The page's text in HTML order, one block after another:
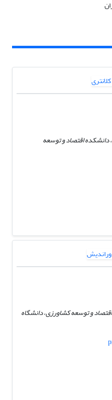
اقتصاد و توسعه
و توسعه کشاورزی، دانشگاه